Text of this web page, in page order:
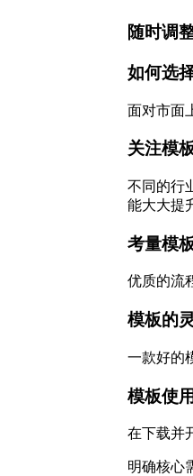
随时调
如何选
面对市面
关注模
不同的行
能大大提
考量模
优质的流
模板的
一款好的
模板使
在下载并
明确核心